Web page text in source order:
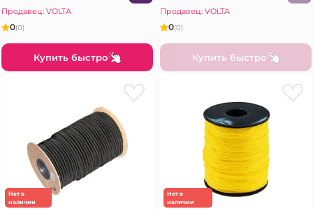
Продавец: VOLTA
0(0)
Купить быстро
Продавец: VOLTA
0(0)
Купить быстро
Нет в
наличии
Нет в
наличии